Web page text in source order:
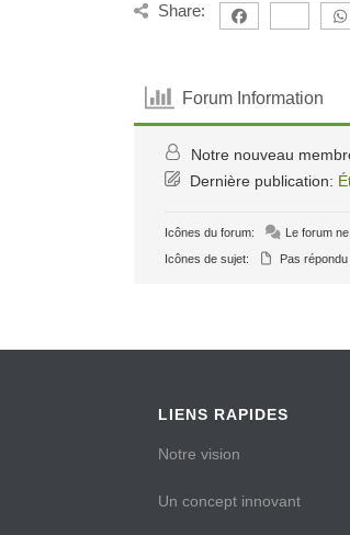
Share:
Forum Information
Notre nouveau
Dernière publication:
Icônes du forum: Le forum
Icônes de sujet:
Pas répondu
LIENS RAPIDES
Notre vision
Un concept innovant